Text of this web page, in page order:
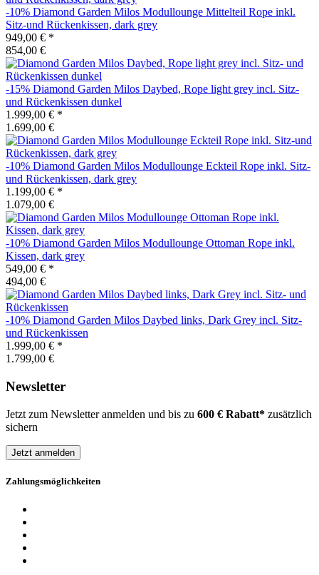
-10% Diamond Garden Milos Modullounge Mittelteil Rope inkl.
Sitz-und Rückenkissen, dark grey
949,00 € *
854,00 €
-15% Diamond Garden Milos Daybed, Rope light grey incl. Sitz-
und Rückenkissen dunkel
1.999,00 € *
1.699,00 €
-10% Diamond Garden Milos Modullounge Eckteil Rope inkl. Sitz-
und Rückenkissen, dark grey
1.199,00 € *
1.079,00 €
-10% Diamond Garden Milos Modullounge Ottoman Rope inkl.
Kissen, dark grey
549,00 € *
494,00 €
-10% Diamond Garden Milos Daybed links, Dark Grey incl. Sitz-
und Rückenkissen
1.999,00 € *
1.799,00 €
Newsletter
Jetzt zum Newsletter anmelden und bis zu 600 € Rabatt* zusätzlich
sichern
Jetzt anmelden
Zahlungsmöglichkeiten